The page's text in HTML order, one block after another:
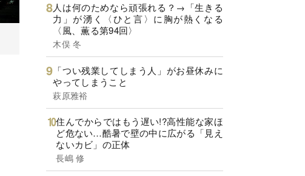
人は何のためなら頑張れる？→「生きる
力」が湧く〈ひと言〉に胸が熱くなる
〈風、薫る第94回〉
木俣 冬
「つい残業してしまう人」がお昼休みに
やってしまうこと
萩原雅裕
住んでからではもう遅い!?高性能な家ほ
ど危ない…酷暑で壁の中に広がる「見え
ないカビ」の正体
長嶋 修